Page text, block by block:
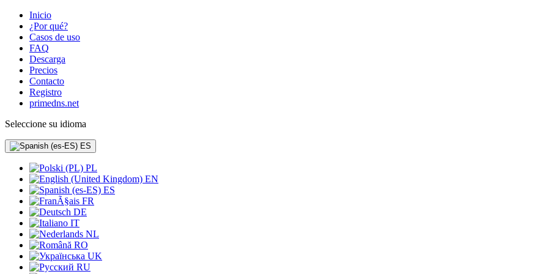
Inicio
¿Por qué?
Casos de uso
FAQ
Descarga
Precios
Contacto
Registro
primedns.net
Seleccione su idioma
ES
PL
EN
ES
FR
DE
IT
NL
RO
UK
RU